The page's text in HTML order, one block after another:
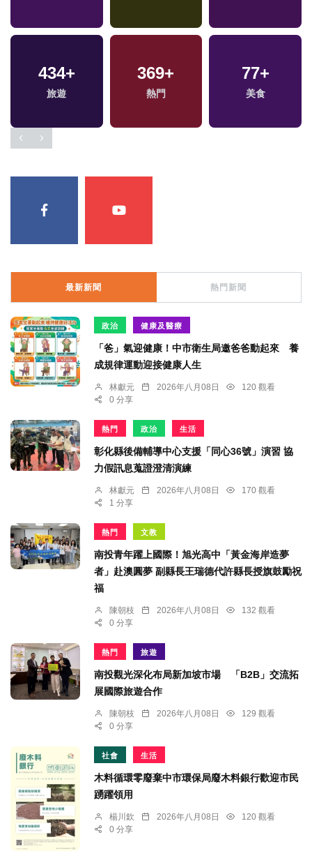
434+
旅遊
369+
熱門
77+
美食
最新新聞 熱門新聞
政治 健康及醫療
「爸」氣迎健康！中市衛生局邀爸爸動起來 養
成規律運動迎接健康人生
林獻元 2026年八月08日
120 觀看
0 分享
熱門 政治 生活
彰化縣後備輔導中心支援「同心36號」演習 協
力假訊息蒐證澄清演練
林獻元 2026年八月08日
170 觀看
1 分享
熱門 文教
南投青年躍上國際！旭光高中「黃金海岸造夢
者」赴澳圓夢 副縣長王瑞德代許縣長授旗鼓勵祝
福
陳朝枝 2026年八月08日
132 觀看
0 分享
熱門 旅遊
南投觀光深化布局新加坡市場 「B2B」交流拓
展國際旅遊合作
陳朝枝 2026年八月08日
129 觀看
0 分享
社會 生活
木料循環零廢棄中市環保局廢木料銀行歡迎市民
踴躍領用
楊川欽 2026年八月08日
120 觀看
0 分享